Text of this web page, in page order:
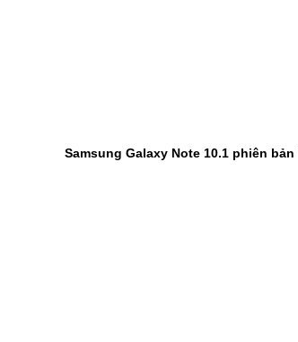
Samsung Galaxy Note 10.1 phiên bản